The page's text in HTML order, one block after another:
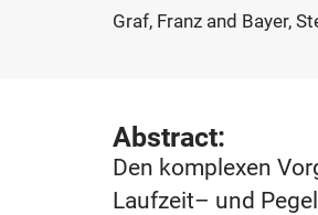
Graf, Franz and Bayer,
Abstract:
Den komplexen
Laufzeit– und